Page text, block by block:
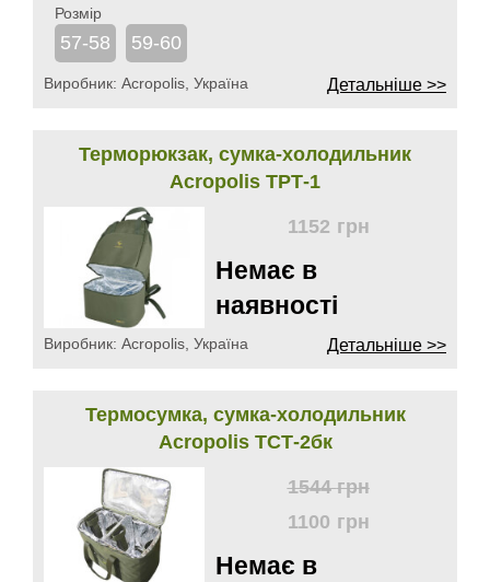
Розмір
57-58 59-60
Виробник: Acropolis, Україна Детальніше >>
Терморюкзак, сумка-холодильник
Acropolis ТРТ-1
1152 грн
Немає в
наявності
Виробник: Acropolis, Україна Детальніше >>
Термосумка, сумка-холодильник
Acropolis ТСТ-2бк
1544 грн
1100 грн
Немає в